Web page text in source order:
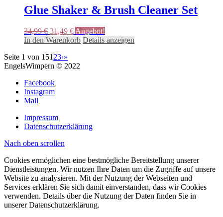
Glue Shaker & Brush Cleaner Set
34,99€ Ursprünglicher
Preis
34,99 €
31,49 €Aktueller
Preis
Angebot!
In den Warenkorb Details anzeigen
Seite 1 von 151 23›»
EngelsWimpern © 2022
Facebook
Instagram
Mail
Impressum
Datenschutzerklärung
Nach oben scrollen
Cookies ermöglichen eine bestmögliche Bereitstellung unserer
Dienstleistungen. Wir nutzen Ihre Daten um die Zugriffe auf unsere
Website zu analysieren. Mit der Nutzung der Webseiten und
Services erklären Sie sich damit einverstanden, dass wir Cookies
verwenden. Details über die Nutzung der Daten finden Sie in
unserer Datenschutzerklärung.